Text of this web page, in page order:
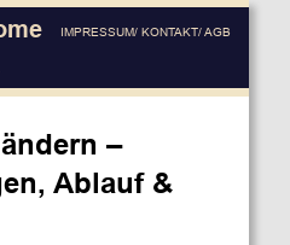
–
Ablauf &
IMPRESSUM/ KONTAKT/ AGB